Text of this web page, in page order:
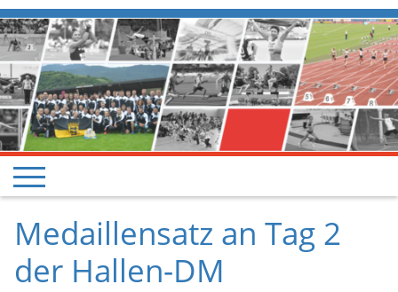
Medaillensatz an Tag 2
der Hallen-DM